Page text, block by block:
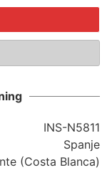
INS-N5811
Spanje
(Costa Blanca)